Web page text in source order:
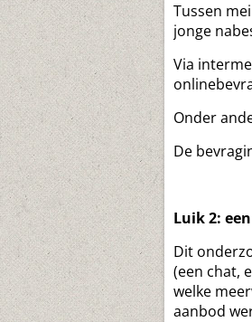
Tussen
jonge
Via
Onder
De
Luik 2:
Dit
(een chat,
welke
aanbod